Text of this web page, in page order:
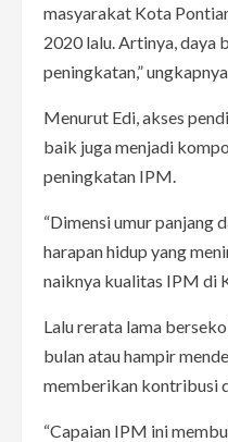
masyarakat Kota
2020 lalu. Artinya, daya
peningkatan,”
Menurut Edi, akses
baik juga menjadi
peningkatan IPM.
“Dimensi umur panjang
harapan hidup yang
naiknya kualitas IPM di
Lalu rerata lama
bulan atau hampir
memberikan kontribusi
“Capaian IPM ini